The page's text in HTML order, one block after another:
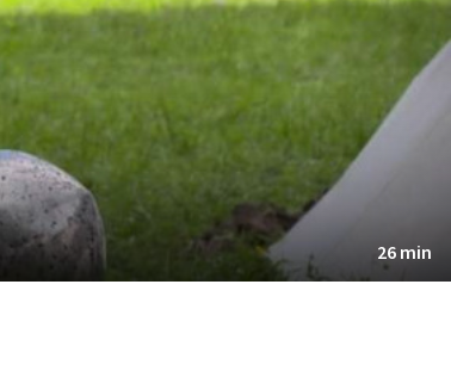
26 min